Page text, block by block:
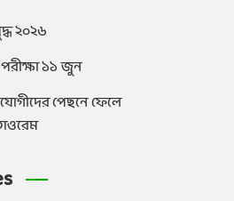
২০২৬
পরীক্ষা ১১ জুন
পেছনে ফেলে